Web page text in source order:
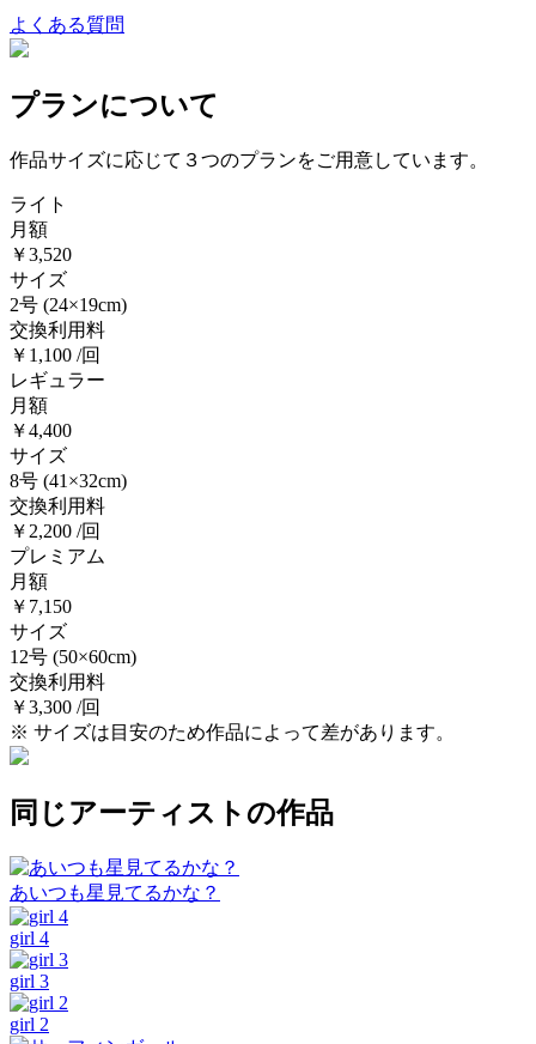
よくある質問
プランについて
作品サイズに応じて３つのプランをご用意しています。
ライト
月額
￥3,520
サイズ
2号 (24×19cm)
交換利用料
￥1,100 /回
レギュラー
月額
￥4,400
サイズ
8号 (41×32cm)
交換利用料
￥2,200 /回
プレミアム
月額
￥7,150
サイズ
12号 (50×60cm)
交換利用料
￥3,300 /回
※ サイズは目安のため作品によって差があります。
同じアーティストの作品
あいつも星見てるかな？
girl 4
girl 3
girl 2